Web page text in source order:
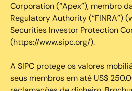
Corporation (“Apex”), membro
Regulatory Authority (“FINRA”)
Securities Investor Protection
(https://www.sipc.org/).
A SIPC protege os valores
seus membros em até US$